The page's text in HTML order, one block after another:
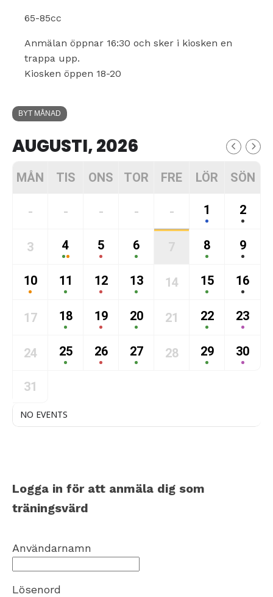
65-85cc
Anmälan öppnar 16:30 och sker i kiosken en
trappa upp.
Kiosken öppen 18-20
BYT MÅNAD
AUGUSTI, 2026
MÅN TIS ONS TOR FRE LÖR SÖN
- - - - - 1 2
3 4 5 6 7 8 9
10 11 12 13 14 15 16
17 18 19 20 21 22 23
24 25 26 27 28 29 30
31
NO EVENTS
Logga in för att anmäla dig som
träningsvärd
Användarnamn
Lösenord